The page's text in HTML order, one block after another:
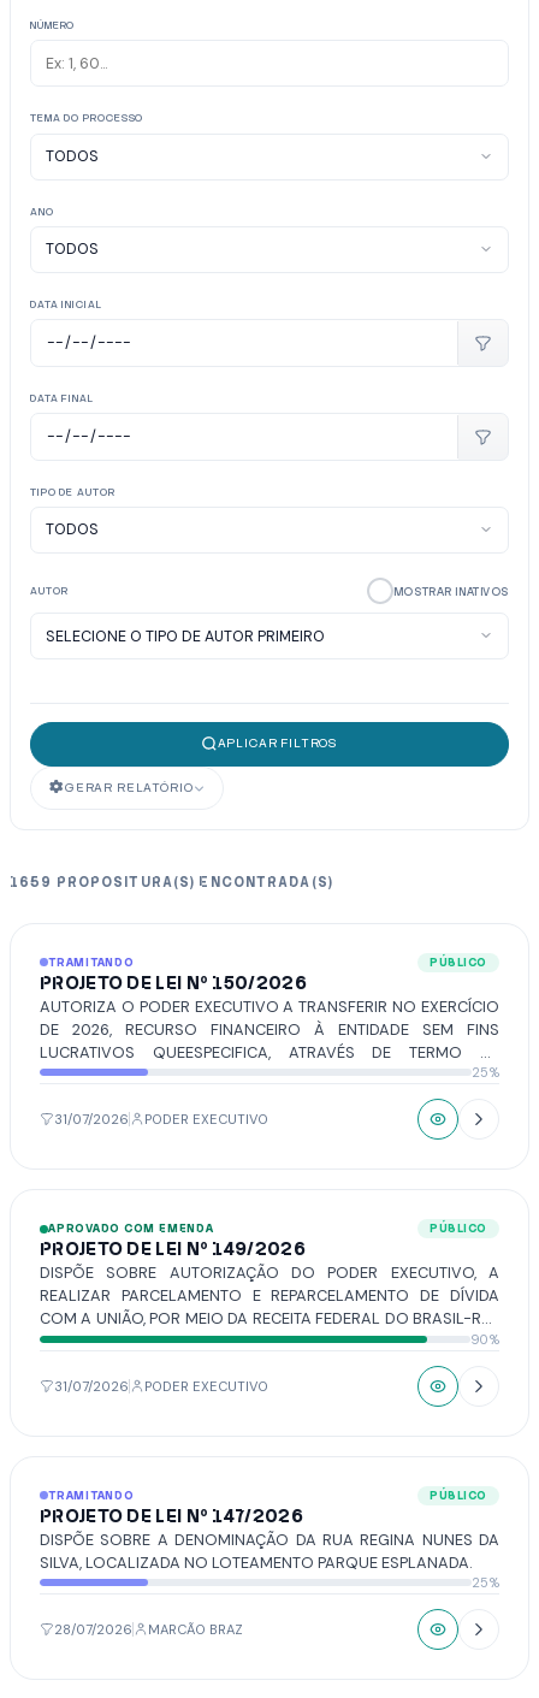
NÚMERO
TEMA DO PROCESSO
ANO
DATA INICIAL
DATA FINAL
TIPO DE AUTOR
AUTOR MOSTRAR INATIVOS
APLICAR FILTROS
GERAR RELATÓRIO
1659 PROPOSITURA(S) ENCONTRADA(S)
TRAMITANDO PÚBLICO
PROJETO DE LEI Nº 150/2026
AUTORIZA O PODER EXECUTIVO A TRANSFERIR NO EXERCÍCIO
DE 2026, RECURSO FINANCEIRO À ENTIDADE SEM FINS
LUCRATIVOS QUEESPECIFICA, ATRAVÉS DE TERMO DE
COLABORAÇÃO E/OU FOMENTO, NOS TERMOS DA LEI
FEDERAL Nº 13.019, DE 31 DE JULHO DE 2014 E DA LEI FEDERAL
Nº 4.320, DE 17 DE MARÇO DE 1964.
25%
31/07/2026 PODER EXECUTIVO
APROVADO COM EMENDA PÚBLICO
PROJETO DE LEI Nº 149/2026
DISPÕE SOBRE AUTORIZAÇÃO DO PODER EXECUTIVO, A
REALIZAR PARCELAMENTO E REPARCELAMENTO DE DÍVIDA
COM A UNIÃO, POR MEIO DA RECEITA FEDERAL DO BRASIL-RFB
E/OU DA PROCURADORIA-GERAL DA FAZENDA NACIONAL -
90%
31/07/2026 PODER EXECUTIVO
TRAMITANDO PÚBLICO
PROJETO DE LEI Nº 147/2026
DISPÕE SOBRE A DENOMINAÇÃO DA RUA REGINA NUNES DA
SILVA, LOCALIZADA NO LOTEAMENTO PARQUE ESPLANADA.
25%
28/07/2026 MARCÃO BRAZ